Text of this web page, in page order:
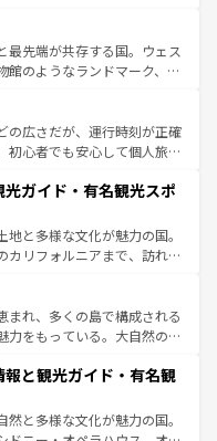
彩な楽しみ方が可能だ。さ
力が溢れており、どの街角に
いる。パリ以外の個性あふ
ても飽きることがない。ベ
ルン州のアルプスの絶景、そ
といった風景は必見。ビール
い。 なお、新着の
を参照してほしい。
最先端が共存する国。ウェス
館のようなランドマーク、歴
また、優雅なアフタヌーン
らない英国パブ、サッカー観
る体験も豊富。イギリスを旅
の広さだが、運行時刻が正確
初心者でも安心して個人旅行
イスならではのユニークな
けでなく町歩きも満喫する
いため物価も高いが、旅行
ビスもあり、うまく活用すれ
ガイド・有名観光スポ
と多様な文化が魅力の国。
カリフォルニアまで、訪れる
ョッピング、エンターテイ
スポットだ。一方、アメリカ
ランドキャニオンやイエロー
楽と美食が融合した独特の
の各地域で異なる魅力を楽
な歴史を感じることができ
プや列車の旅も、アメリカ
まれ、多くの島で構成される
力をもっている。大自然の神
番の観光地といえばオアフ
らマウイ島やカウアイ島が
に輝く海をはじめ、豊かな
「アロハスピリット」と呼ば
と観光ガイド・有名観
と多様な文化が魅力の国。